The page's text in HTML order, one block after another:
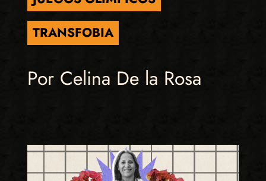
TRANSFOBIA
Por Celina De la Rosa